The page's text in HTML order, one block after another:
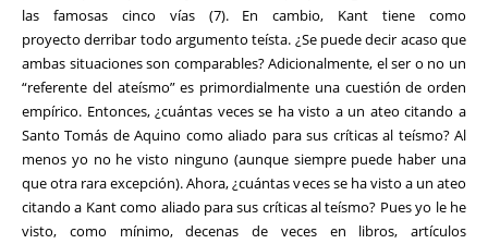
las famosas cinco vías (7). En cambio, Kant tiene como
proyecto derribar todo argumento teísta. ¿Se puede decir acaso que
ambas situaciones son comparables? Adicionalmente, el ser o no un
“referente del ateísmo” es primordialmente una cuestión de orden
empírico. Entonces, ¿cuántas veces se ha visto a un ateo citando a
Santo Tomás de Aquino como aliado para sus críticas al teísmo? Al
menos yo no he visto ninguno (aunque siempre puede haber una
que otra rara excepción). Ahora, ¿cuántas veces se ha visto a un ateo
citando a Kant como aliado para sus críticas al teísmo? Pues yo le he
visto, como mínimo, decenas de veces en libros, artículos